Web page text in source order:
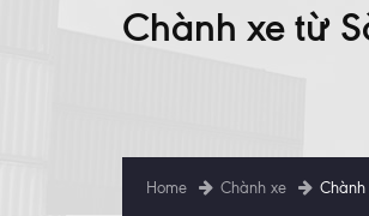
Chành xe từ
Home Chành xe